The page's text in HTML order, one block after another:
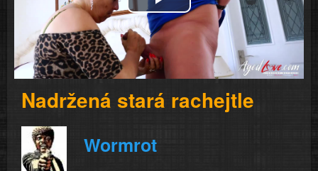
Play
Video
Nadržená stará rachejtle
Wormrot